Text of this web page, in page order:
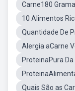
Carne180
10 Alimentos
Quantidade De
Alergia aCarne
ProteinaPura Da
Quais São as